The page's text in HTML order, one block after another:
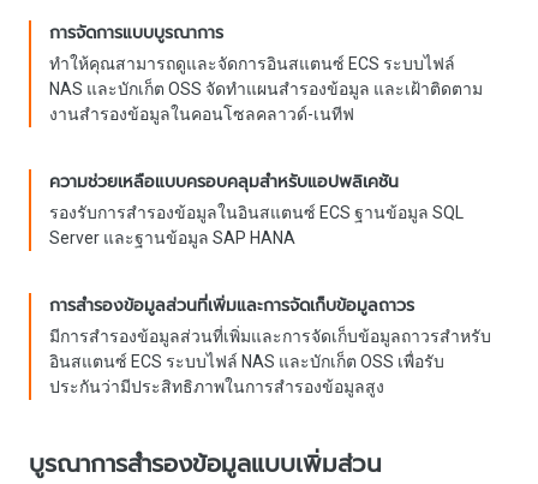
การจัดการแบบบูรณาการ
ทำให้คุณสามารถดูและจัดการอินสแตนซ์ ECS ระบบไฟล์
NAS และบักเก็ต OSS จัดทำแผนสำรองข้อมูล และเฝ้าติดตาม
งานสำรองข้อมูลในคอนโซลคลาวด์-เนทีฟ
ความช่วยเหลือแบบครอบคลุมสำหรับแอปพลิเคชัน
รองรับการสำรองข้อมูลในอินสแตนซ์ ECS ฐานข้อมูล SQL
Server และฐานข้อมูล SAP HANA
การสำรองข้อมูลส่วนที่เพิ่มและการจัดเก็บข้อมูลถาวร
มีการสำรองข้อมูลส่วนที่เพิ่มและการจัดเก็บข้อมูลถาวรสำหรับ
อินสแตนซ์ ECS ระบบไฟล์ NAS และบักเก็ต OSS เพื่อรับ
ประกันว่ามีประสิทธิภาพในการสำรองข้อมูลสูง
บูรณาการสำรองข้อมูลแบบเพิ่มส่วน